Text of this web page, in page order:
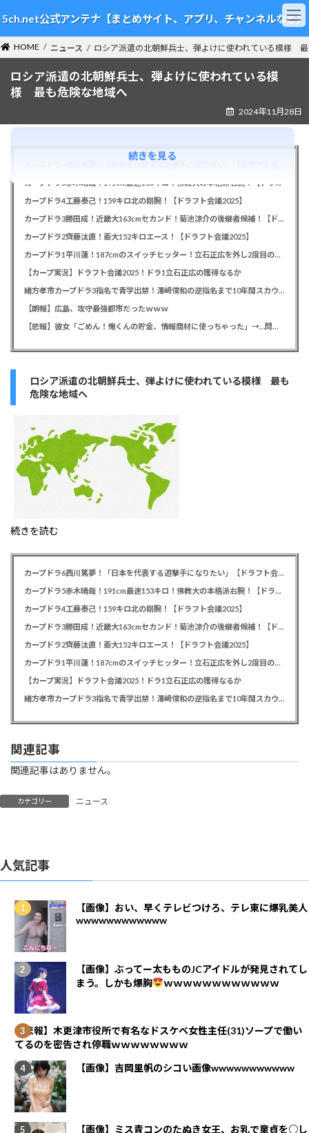
ン
テ
ン
ツ
ビ
ゲ
ー
シ
5ch.net公式アンテナ【まとめサイト、アプリ、チャンネルなど】
HOME ニュース ロシア派遣の北朝鮮兵士、弾よけに使われている模様
ロシア派遣の北朝鮮兵士、弾よけに使われている模
様 最も危険な地域へ
2024年11月28日
カープドラ5赤木晴哉！191cm最速153キロ！佛教大の本格派右腕！【ドラフト会議2025】
カープドラ4工藤泰己！159キロ北の剛腕！【ドラフト会議2025】
カープドラ3勝田成！近畿大163cmセカンド！菊池涼介の後継者候補！【ドラフト会議2025】
カープドラ2齊藤汰直！亜大152キロエース！【ドラフト会議2025】
カープドラ1平川蓮！187cmのスイッチヒッター！立石正広を外し2度目の重複も新井監督がクジを引き当てる！【ドラフト会議2025】
【カープ実況】ドラフト会議2025！ドラ1立石正広の獲得なるか
緒方孝市カープドラ3指名で青学出禁！澤﨑俊和の逆指名まで10年間スカウト出禁
【朗報】広島、攻守最強都市だったｗｗｗ
【悲報】彼女「ごめん！俺くんの貯金、情報商材に使っちゃった」→…問い詰めたらギャン泣きされたんだが俺が悪いのか？
ロシア派遣の北朝鮮兵士、弾よけに使われている模様 最も
危険な地域へ
続きを読む
続きを見る
カープドラ6西川篤夢！「日本を代表する遊撃手になりたい」【ドラフト会議2025】
カープドラ5赤木晴哉！191cm最速153キロ！佛教大の本格派右腕！【ドラフト会議2025】
カープドラ4工藤泰己！159キロ北の剛腕！【ドラフト会議2025】
カープドラ3勝田成！近畿大163cmセカンド！菊池涼介の後継者候補！【ドラフト会議2025】
カープドラ2齊藤汰直！亜大152キロエース！【ドラフト会議2025】
カープドラ1平川蓮！187cmのスイッチヒッター！立石正広を外し2度目の重複も新井監督がクジを引き当てる！【ドラフト会議2025】
【カープ実況】ドラフト会議2025！ドラ1立石正広の獲得なるか
緒方孝市カープドラ3指名で青学出禁！澤﨑俊和の逆指名まで10年間スカウト出禁
関連記事
関連記事はありません。
カテゴリー ニュース
人気記事
【画像】おい、早くテレビつけろ、テレ東に爆乳美人
wwwwwwwwwwww
【画像】ぶってー太もものJCアイドルが発見されてし
まう。しかも爆胸
ｗｗｗｗｗｗｗｗｗｗｗｗ
【悲報】木更津市役所で有名なドスケベ女性主任(31)ソープで働い
てるのを密告され停職ｗｗｗｗｗｗｗｗ
【画像】吉岡里帆のシコい画像wwwwwwwwwww
【画像】ミス青コンのたぬき女王、お乳で童貞を○し